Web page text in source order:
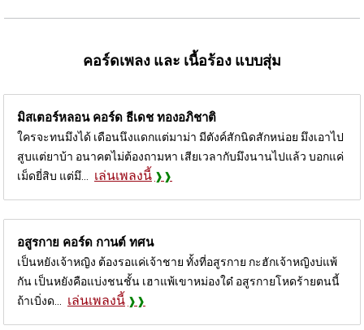
คอร์ดเพลง และ เนื้อร้อง แบบสุ่ม
มิสเตอร์หลอน คอร์ด ธีเดช ทองอภิชาติ
ใครจะทนมึงได้ เดือนนึงแดกแต่มาม่า มีตังค์สักนิดสักหน่อย มึงเอาไป
สูบแต่ยาบ้า อนาคตไม่ต้องถามหา เสียเวลากับมึงนานไปแล้ว บอกแค่
เม็ดยี่สิบ แต่มึ...
เล่นเพลงนี้
อสูรกาย คอร์ด กานต์ ทศน
เป็นหยังเจ้าหญิง ต้องรอแค่เจ้าชาย ทั้งที่อสูรกาย กะฮักเจ้าหญิงบ่แพ้
กัน เป็นหยังคือแบ่งชนชั้น เฮาแพ้เขาหม่องใด๋ อสูรกายโหดร้ายตนนี้
ถ้าเบิ่งด...
เล่นเพลงนี้